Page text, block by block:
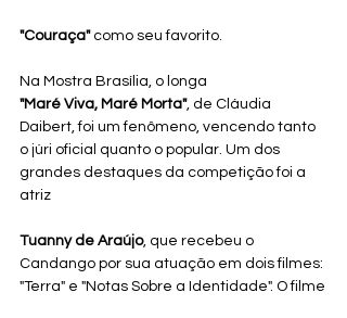
"Couraça" como seu favorito.
Na Mostra Brasília, o longa
"Maré Viva, Maré Morta", de Cláudia
Daibert, foi um fenômeno, vencendo tanto
o júri oficial quanto o popular. Um dos
grandes destaques da competição foi a
atriz
Tuanny de Araújo, que recebeu o
Candango por sua atuação em dois filmes:
"Terra" e "Notas Sobre a Identidade". O filme